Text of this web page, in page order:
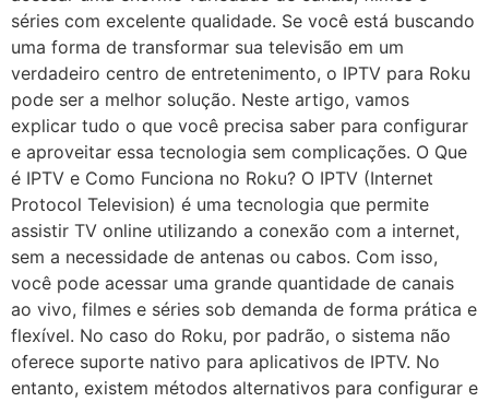
séries com excelente qualidade. Se você está buscando
uma forma de transformar sua televisão em um
verdadeiro centro de entretenimento, o IPTV para Roku
pode ser a melhor solução. Neste artigo, vamos
explicar tudo o que você precisa saber para configurar
e aproveitar essa tecnologia sem complicações. O Que
é IPTV e Como Funciona no Roku? O IPTV (Internet
Protocol Television) é uma tecnologia que permite
assistir TV online utilizando a conexão com a internet,
sem a necessidade de antenas ou cabos. Com isso,
você pode acessar uma grande quantidade de canais
ao vivo, filmes e séries sob demanda de forma prática e
flexível. No caso do Roku, por padrão, o sistema não
oferece suporte nativo para aplicativos de IPTV. No
entanto, existem métodos alternativos para configurar e